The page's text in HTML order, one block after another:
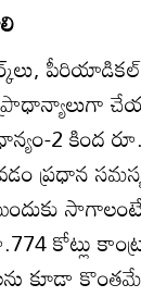
పీరియాడికల్‌
2 కింద
ప్రధాన
ముందుకు
కోట్లు
కూడా